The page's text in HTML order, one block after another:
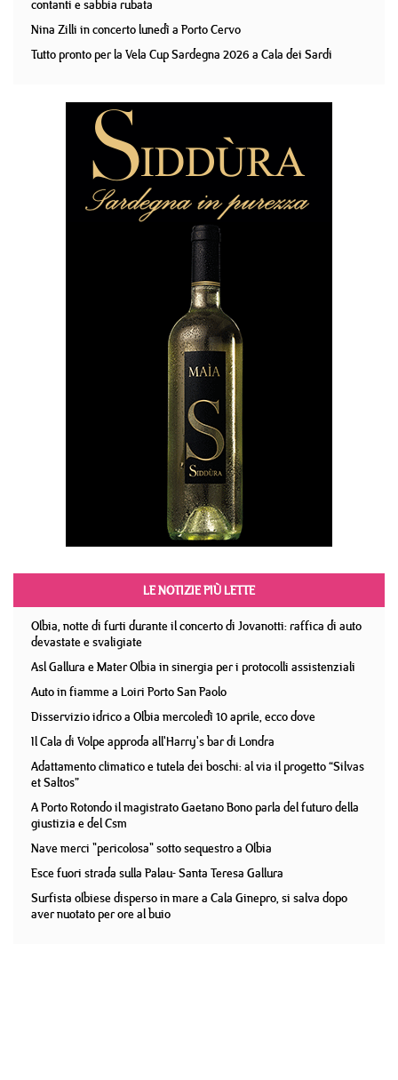
contanti e sabbia rubata
Nina Zilli in concerto lunedì a Porto Cervo
Tutto pronto per la Vela Cup Sardegna 2026 a Cala dei Sardi
LE NOTIZIE PIÙ LETTE
Olbia, notte di furti durante il concerto di Jovanotti: raffica di auto
devastate e svaligiate
Asl Gallura e Mater Olbia in sinergia per i protocolli assistenziali
Auto in fiamme a Loiri Porto San Paolo
Disservizio idrico a Olbia mercoledì 10 aprile, ecco dove
Il Cala di Volpe approda all'Harry's bar di Londra
Adattamento climatico e tutela dei boschi: al via il progetto “Silvas
et Saltos”
A Porto Rotondo il magistrato Gaetano Bono parla del futuro della
giustizia e del Csm
Nave merci "pericolosa" sotto sequestro a Olbia
Esce fuori strada sulla Palau- Santa Teresa Gallura
Surfista olbiese disperso in mare a Cala Ginepro, si salva dopo
aver nuotato per ore al buio